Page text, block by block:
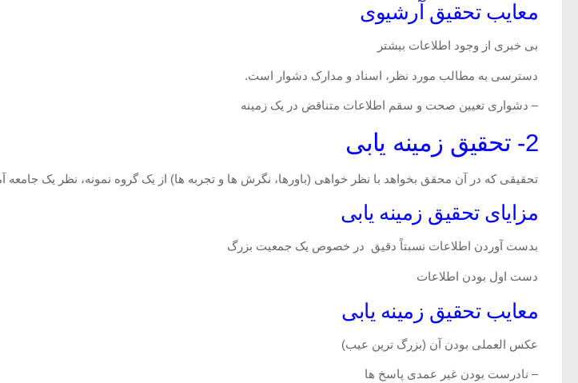
معایب تحقیق آرشیوی
بی خبری از وجود اطلاعات بیشتر
دسترسی به مطالب مورد نظر، اسناد و مدارک دشوار است.
– دشواری تعیین صحت و سقم اطلاعات متناقض در یک زمینه
2- تحقیق زمینه یابی
تحقیقی که در آن محقق بخواهد با نظر خواهی (باورها، نگرش ها و تجربه ها) از یک گروه نمونه، نظر یک جامعه
مزایای تحقیق زمینه یابی
بدست آوردن اطلاعات نسبتاً دقیق در خصوص یک جمعیت بزرگ
دست اول بودن اطلاعات
معایب تحقیق زمینه یابی
عکس العملی بودن آن (بزرگ ترین عیب)
– نادرست بودن غیر عمدی پاسخ ها